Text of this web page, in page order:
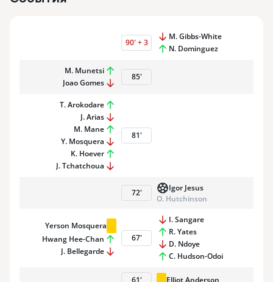
90' +3
M. Gibbs-White
N. Dominguez
M. Munetsi
Joao Gomes
85'
T. Arokodare
J. Arias
M. Mane
Y. Mosquera
K. Hoever
J. Tchatchoua
81'
72'
Igor Jesus
O. Hutchinson
Yerson Mosquera
Hwang Hee-Chan
J. Bellegarde
67'
I. Sangare
R. Yates
D. Ndoye
C. Hudson-Odoi
61' Elliot Anderson